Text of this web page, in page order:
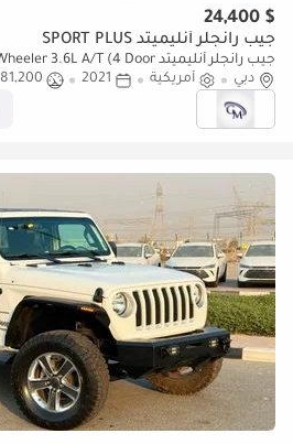
$ 24,400
جيب رانجلر أنليميتد SPORT PLUS
جيب رانجلر أنليميتد SPORT PLUS Willys Wheeler 3.6L A/T (4 Door)
دبي
أمريكية 2021
81,200 كيلومتر